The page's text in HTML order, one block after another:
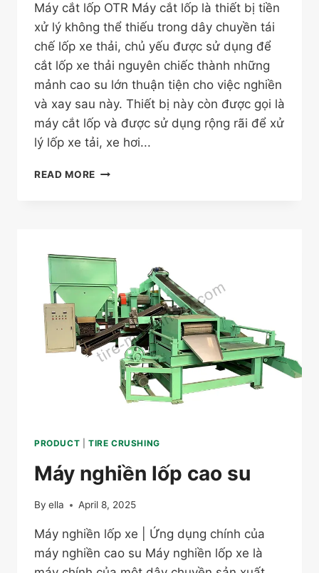
Máy cắt lốp OTR Máy cắt lốp là thiết bị tiền
xử lý không thể thiếu trong dây chuyền tái
chế lốp xe thải, chủ yếu được sử dụng để
cắt lốp xe thải nguyên chiếc thành những
mảnh cao su lớn thuận tiện cho việc nghiền
và xay sau này. Thiết bị này còn được gọi là
máy cắt lốp và được sử dụng rộng rãi để xử
lý lốp xe tải, xe hơi...
READ MORE MÁY
PRODUCT TIRE CRUSHING
Máy nghiền lốp cao su
By ella April 8, 2025
Máy nghiền lốp xe | Ứng dụng chính của
máy nghiền cao su Máy nghiền lốp xe là